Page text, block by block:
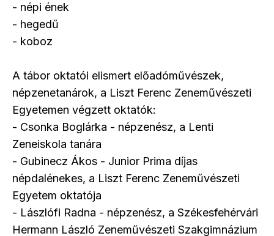
- népi ének
- hegedű
- koboz
A tábor oktatói elismert előadóművészek,
népzenetanárok, a Liszt Ferenc Zeneművészeti
Egyetemen végzett oktatók:
- Csonka Boglárka - népzenész, a Lenti
Zeneiskola tanára
- Gubinecz Ákos - Junior Prima díjas
népdalénekes, a Liszt Ferenc Zeneművészeti
Egyetem oktatója
- Lászlófi Radna - népzenész, a Székesfehérvári
Hermann László Zeneművészeti Szakgimnázium